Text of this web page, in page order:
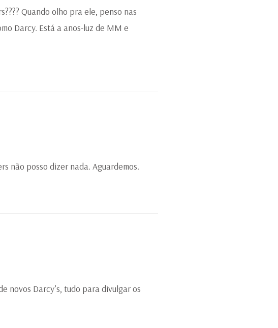
Quando olho pra ele, penso nas
Darcy. Está a anos-luz de MM e
não posso dizer nada. Aguardemos.
novos Darcy’s, tudo para divulgar os